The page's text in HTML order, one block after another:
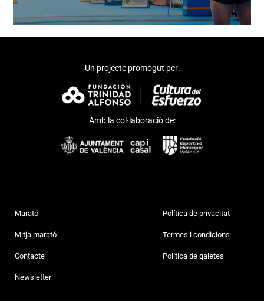
Un projecte promogut per:
Amb la col·laboració de:
Marató
Mitja marató
Contacte
Newsletter
Política de privacitat
Termes i condicions
Política de galetes